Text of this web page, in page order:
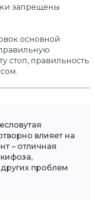
запрещены
основной
стоп, правильность
влияет на
– отличная
проблем